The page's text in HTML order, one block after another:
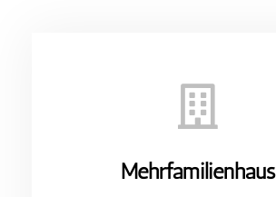
Mehrfamilienhaus